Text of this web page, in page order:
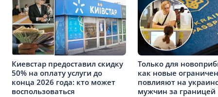
Киевстар предоставил скидку
50% на оплату услуги до
конца 2026 года: кто может
воспользоваться
Только для
как новые
повлияют на
мужчин за границей